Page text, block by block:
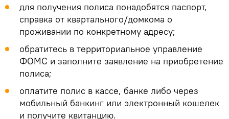
для получения полиса понадобятся паспорт,
справка от квартального/домкома о
проживании по конкретному адресу;
обратитесь в территориальное управление
ФОМС и заполните заявление на приобретение
полиса;
оплатите полис в кассе, банке либо через
мобильный банкинг или электронный кошелек
и получите квитанцию.